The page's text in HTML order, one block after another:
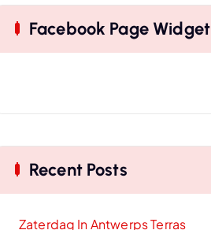
Facebook Page Widget
Recent Posts
Zaterdag In Antwerps Terras